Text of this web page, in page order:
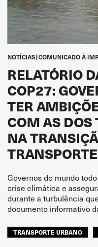
NOTÍCIAS COMUNICADO À
RELATÓRIO
COP27:
TER
COM AS DOS
NA
Governos do mundo
crise climática e
durante a turbulência
documento informativo
TRANSPORTE URBANO